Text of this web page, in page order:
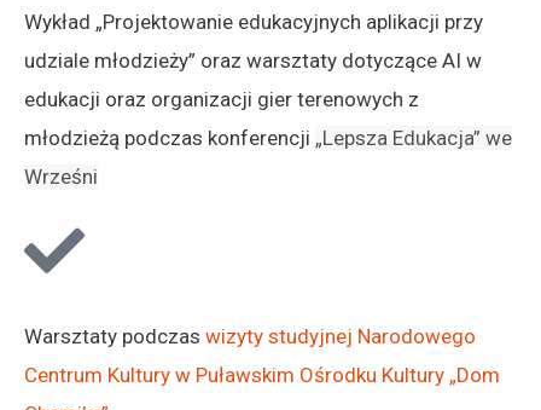
Wykład „Projektowanie edukacyjnych aplikacji przy
udziale młodzieży” oraz warsztaty dotyczące AI w
edukacji oraz organizacji gier terenowych z
młodzieżą podczas konferencji „Lepsza Edukacja” we
Wrześni
Warsztaty podczas wizyty studyjnej Narodowego
Centrum Kultury w Puławskim Ośrodku Kultury „Dom